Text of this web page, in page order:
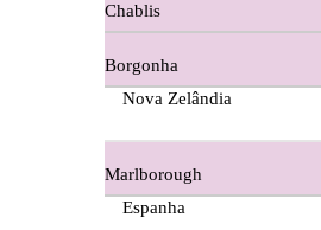
Ferraz Wine - Beira Interior
Figueira Coriga - Alentejo
Guerreiro Vinhos - Bairrada
Chablis
Borgonha
Nova Zelândia
Marlborough
Espanha